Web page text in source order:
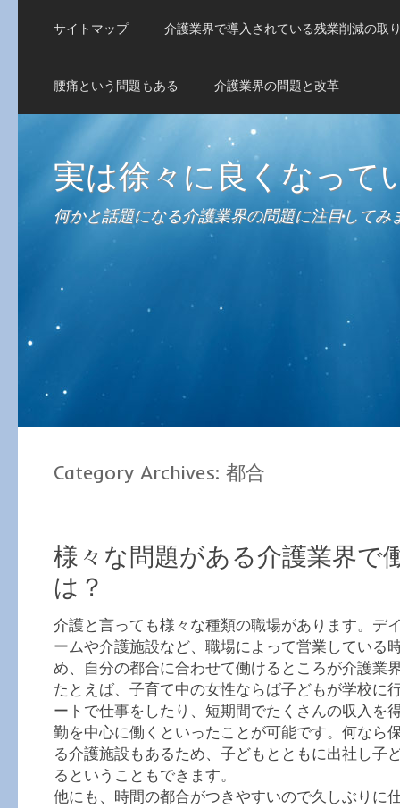
サイトマップ 介護業界で導入されている残業削減の取
腰痛という問題もある 介護業界の問題と改革
実は徐々に良くなって
何かと話題になる介護業界の問題に注目してみ
Category Archives: 都合
様々な問題がある介護業界で
は？
介護と言っても様々な種類の職場があります。デ
ームや介護施設など、職場によって営業している
め、自分の都合に合わせて働けるところが介護業
たとえば、子育て中の女性ならば子どもが学校に
ートで仕事をしたり、短期間でたくさんの収入を
勤を中心に働くといったことが可能です。何なら
る介護施設もあるため、子どもとともに出社し子
るということもできます。
他にも、時間の都合がつきやすいので久しぶりに